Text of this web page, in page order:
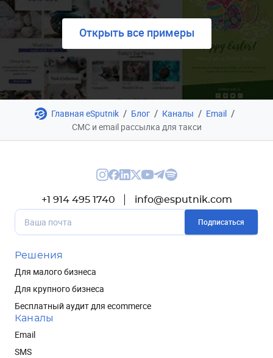
Открыть все примеры
Главная eSputnik / Блог / Каналы / Email /
СМС и email рассылка для такси
+1 914 495 1740 info@esputnik.com
Подписаться
Решения
Для малого бизнеса
Для крупного бизнеса
Бесплатный аудит для ecommerce
Каналы
Email
SMS